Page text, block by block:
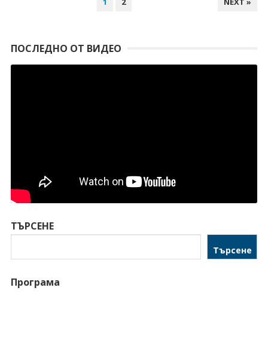
ПОСЛЕДНО ОТ ВИДЕО
ТЪРСЕНЕ
Търсене
Програма